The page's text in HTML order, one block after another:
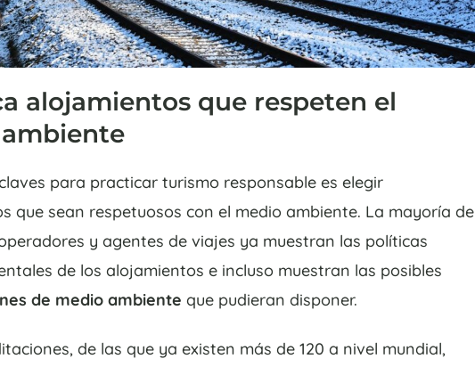
alojamientos que respeten el
para practicar turismo responsable es elegir
que sean respetuosos con el medio ambiente. La mayoría de
y agentes de viajes ya muestran las políticas
de los alojamientos e incluso muestran las posibles
de medio ambiente que pudieran disponer.
de las que ya existen más de 120 a nivel mundial,